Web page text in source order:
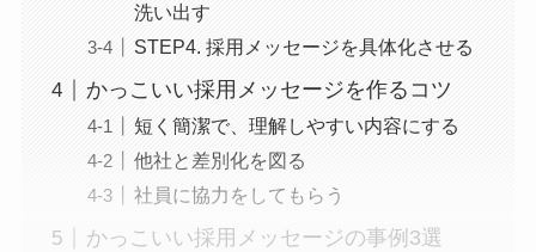
洗い出す
STEP4. 採用メッセージを具体化させる
かっこいい採用メッセージを作るコツ
短く簡潔で、理解しやすい内容にする
他社と差別化を図る
社員に協力をしてもらう
かっこいい採用メッセージの事例3選